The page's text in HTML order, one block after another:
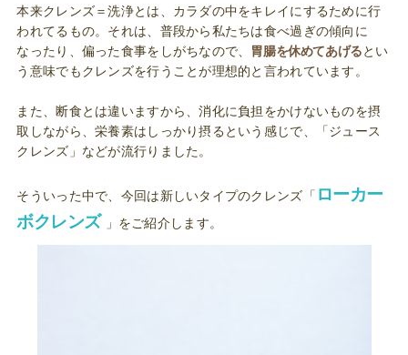
本来クレンズ＝洗浄とは、カラダの中をキレイにするために行
われてるもの。それは、普段から私たちは食べ過ぎの傾向に
なったり、偏った食事をしがちなので、 胃腸を休めてあげるとい
う意味でもクレンズを行うことが理想的と言われています。
また、断食とは違いますから、消化に負担をかけないものを摂
取しながら、栄養素はしっかり摂るという感じで、「ジュース
クレンズ」などが流行りました。
そういった中で、今回は新しいタイプのクレンズ「 ローカー
ボクレンズ
」をご紹介します。